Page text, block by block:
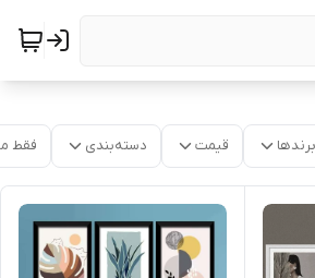
برندها قیمت دسته‌بندی فقط